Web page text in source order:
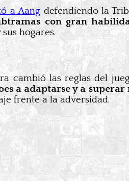
a Aang defendiendo la
con gran
hogares.
cambió las reglas del
a adaptarse y a superar
frente a la adversidad.